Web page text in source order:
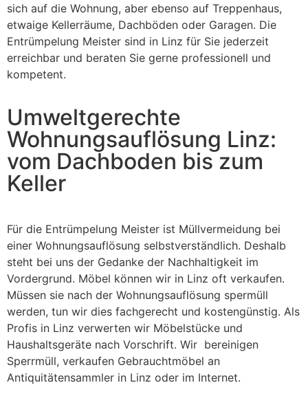
sich auf die Wohnung, aber ebenso auf Treppenhaus,
etwaige Kellerräume, Dachböden oder Garagen. Die
Entrümpelung Meister sind in Linz für Sie jederzeit
erreichbar und beraten Sie gerne professionell und
kompetent.
Umweltgerechte
Wohnungsauflösung Linz:
vom Dachboden bis zum
Keller
Für die Entrümpelung Meister ist Müllvermeidung bei
einer Wohnungsauflösung selbstverständlich. Deshalb
steht bei uns der Gedanke der Nachhaltigkeit im
Vordergrund. Möbel können wir in Linz oft verkaufen.
Müssen sie nach der Wohnungsauflösung spermüll
werden, tun wir dies fachgerecht und kostengünstig. Als
Profis in Linz verwerten wir Möbelstücke und
Haushaltsgeräte nach Vorschrift. Wir bereinigen
Sperrmüll, verkaufen Gebrauchtmöbel an
Antiquitätensammler in Linz oder im Internet.